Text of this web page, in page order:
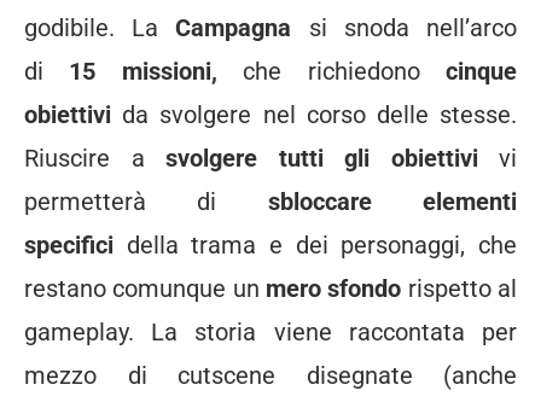
godibile. LaCampagna si snoda nell’arco
di 15 missioni, che richiedonocinque
obiettivi da svolgere nel corso delle stesse.
Riuscire a svolgere tutti gli obiettivi vi
permetterà di sbloccare elementi
specifici della trama e dei personaggi, che
restano comunque un mero sfondo rispetto al
gameplay. La storia viene raccontata per
mezzo di cutscene disegnate (anche